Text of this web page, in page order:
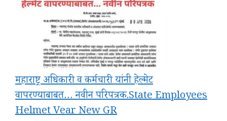
महाराष्ट्र अधिकारी व कर्मचारी यांनी हेल्मेट
वापरण्याबाबत… नवीन परिपत्रक.State Employees
Helmet Vear New GR